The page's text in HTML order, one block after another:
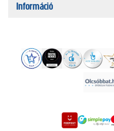
Információ